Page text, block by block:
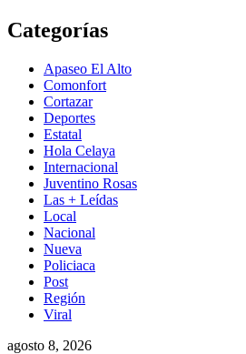
Saltar
al
Categorías
Apaseo El Alto
Comonfort
Cortazar
Deportes
Estatal
Hola Celaya
Internacional
Juventino Rosas
Las + Leídas
Local
Nacional
Nueva
Policiaca
Post
Región
Viral
agosto 8, 2026